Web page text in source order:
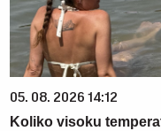
05. 08. 2026 14:12
Koliko visoku